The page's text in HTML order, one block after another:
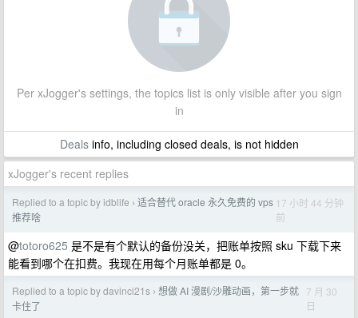
Per xJogger's settings, the topics list is only visible after you sign
in
Dealsinfo, including closed deals, is not hidden
xJogger's recent replies
Replied to a topic by idblife › 适合替代 oracle 永久免费的 vps
推荐啥
17 小时 44 分钟
前
@totoro625 是不是有个默认的备份没关，把账单按照 sku 下载下来
能看到哪个在扣费。我现在用每个月账单都是 0。
Replied to a topic by davinci21s › 想做 AI 漫剧/沙雕动画，第一步就
卡住了
7 月 30
日